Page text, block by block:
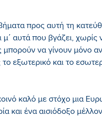
προς αυτή τη
αυτά που βγάζει, χωρίς
να γίνουν μόνο αν
εξωτερικό και το
καλό με στόχο μια
και ένα αισιόδοξο